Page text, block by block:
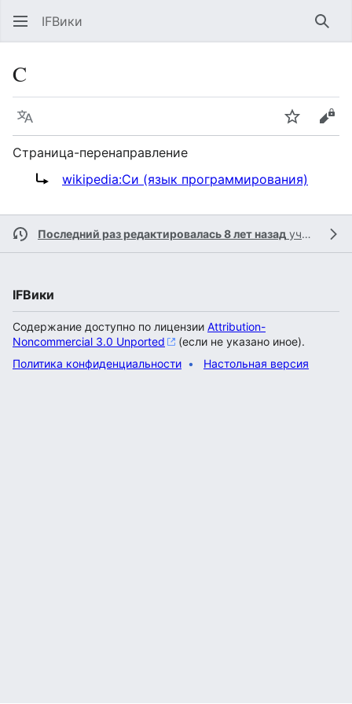
IFВики
C
Язык Следить
Страница-перенаправление
Перенаправление на:
wikipedia:Си (язык программирования)
Последний раз редактировалась 8 лет назад участником
IFВики
Содержание доступно по лицензии Attribution-
Noncommercial 3.0 Unported
(если не указано иное).
Политика конфиденциальности
Настольная версия